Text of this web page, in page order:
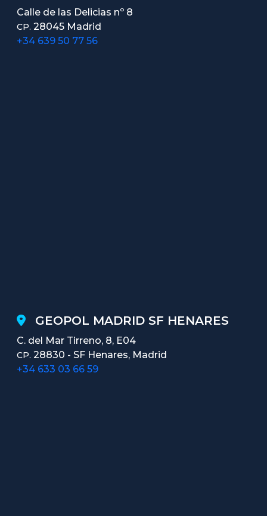
Calle de las Delicias nº 8
CP. 28045 Madrid
+34 639 50 77 56
GEOPOL MADRID SF HENARES
C. del Mar Tirreno, 8, E04
CP. 28830 - SF Henares, Madrid
+34 633 03 66 59